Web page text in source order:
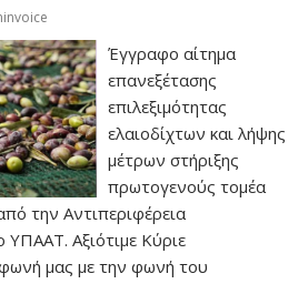
Έγγραφο αίτημα
επανεξέτασης
επιλεξιμότητας
ελαιοδίχτων και λήψης
μέτρων στήριξης
πρωτογενούς τομέα
την Αντιπεριφέρεια
Αξιότιμε Κύριε
μας με την φωνή του